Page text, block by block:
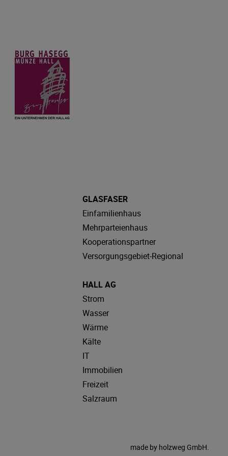
GLASFASER
Einfamilienhaus
Mehrparteienhaus
Kooperationspartner
Versorgungsgebiet-Regional
HALL AG
Strom
Wasser
Wärme
Kälte
IT
Immobilien
Freizeit
Salzraum
made by holzweg GmbH.